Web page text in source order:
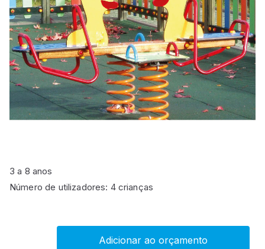
3 a 8 anos
Número de utilizadores: 4 crianças
Adicionar ao orçamento